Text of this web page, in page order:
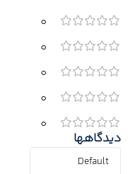
0
0
0
0
0
دیدگاهها